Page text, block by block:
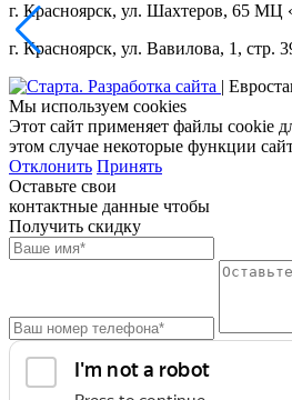
г. Красноярск, ул. Шахтеров, 65 МЦ
г. Красноярск, ул. Вавилова, 1, стр.
|
Мы используем cookies
Этот сайт применяет файлы cookie
этом случае некоторые функции
Отклонить Принять
Оставьте свои
контактные данные чтобы
Получить скидку